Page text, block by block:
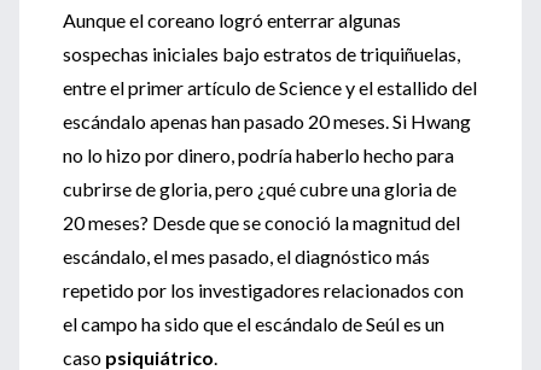
Aunque el coreano logró enterrar algunas
sospechas iniciales bajo estratos de triquiñuelas,
entre el primer artículo de Science y el estallido del
escándalo apenas han pasado 20 meses. Si Hwang
no lo hizo por dinero, podría haberlo hecho para
cubrirse de gloria, pero ¿qué cubre una gloria de
20 meses? Desde que se conoció la magnitud del
escándalo, el mes pasado, el diagnóstico más
repetido por los investigadores relacionados con
el campo ha sido que el escándalo de Seúl es un
caso psiquiátrico.